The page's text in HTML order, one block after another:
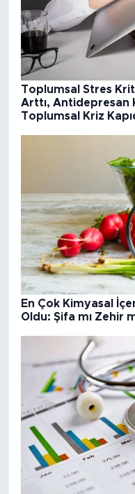
Toplumsal Stres
Arttı, Antidepresan
Toplumsal Kriz
En Çok Kimyasal
Oldu: Şifa mı Zehir